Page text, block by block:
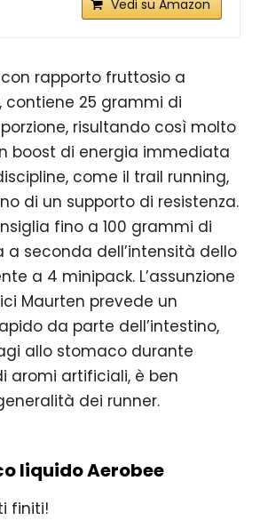
Vedi su Amazon
rapporto fruttosio a
contiene 25 grammi di
risultando così molto
boost di energia immediata
come il trail running,
di un supporto di resistenza.
fino a 100 grammi di
a seconda dell’intensità dello
a 4 minipack. L’assunzione
Maurten prevede un
da parte dell’intestino,
allo stomaco durante
aromi artificiali, è ben
dei runner.
liquido Aerobee
finiti!